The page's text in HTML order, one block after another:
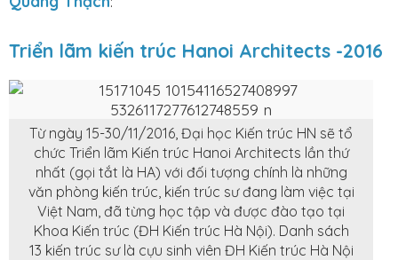
Triển lãm kiến trúc Hanoi Architects -2016
Từ ngày 15-30/11/2016, Đại học Kiến trúc HN sẽ tổ
chức Triển lãm Kiến trúc Hanoi Architects lần thứ
nhất (gọi tắt là HA) với đối tượng chính là những
văn phòng kiến trúc, kiến trúc sư đang làm việc tại
Việt Nam, đã từng học tập và được đào tạo tại
Khoa Kiến trúc (ĐH Kiến trúc Hà Nội). Danh sách
13 kiến trúc sư là cựu sinh viên ĐH Kiến trúc Hà Nội